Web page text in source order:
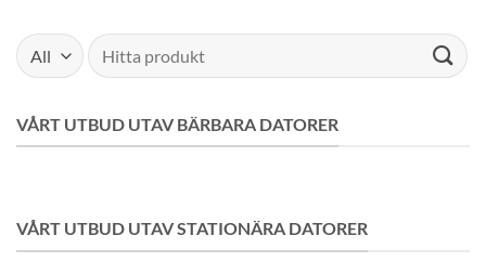
Sök
efter:
VÅRT UTBUD UTAV BÄRBARA DATORER
VÅRT UTBUD UTAV STATIONÄRA DATORER